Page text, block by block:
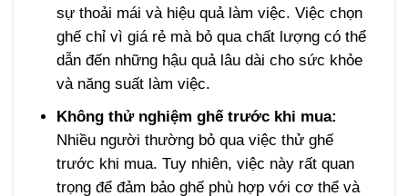
sự thoải mái và hiệu quả làm việc. Việc chọn
ghế chỉ vì giá rẻ mà bỏ qua chất lượng có thể
dẫn đến những hậu quả lâu dài cho sức khỏe
và năng suất làm việc.
Không thử nghiệm ghế trước khi mua:
Nhiều người thường bỏ qua việc thử ghế
trước khi mua. Tuy nhiên, việc này rất quan
trọng để đảm bảo ghế phù hợp với cơ thể và